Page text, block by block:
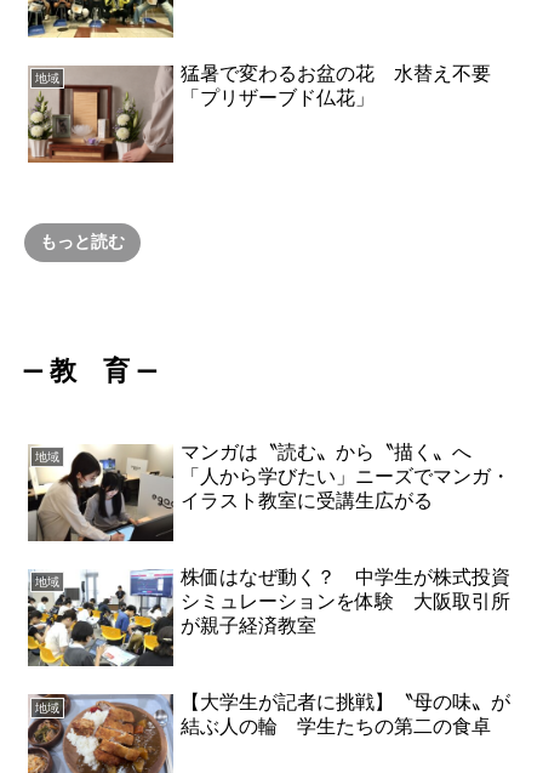
地域
猛暑で変わるお盆の花 水替え不要
「プリザーブド仏花」
もっと読む
ー 教 育 ー
地域
マンガは〝読む〟から〝描く〟へ
「人から学びたい」ニーズでマンガ・
イラスト教室に受講生広がる
地域
株価はなぜ動く？ 中学生が株式投資
シミュレーションを体験 大阪取引所
が親子経済教室
地域
【大学生が記者に挑戦】〝母の味〟が
結ぶ人の輪 学生たちの第二の食卓